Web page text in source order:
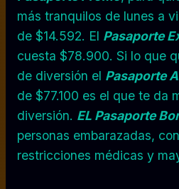
más tranquilos de lunes a
de $14.592. El Pasaporte
cuesta $78.900. Si lo que
de diversión el Pasaporte
de $77.100 es el que te da
diversión. EL Pasaporte
personas embarazadas,
restricciones médicas y